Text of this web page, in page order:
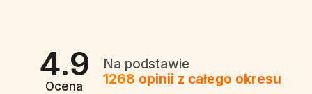
4.9
Ocena
Na podstawie
1268 opinii z całego okresu